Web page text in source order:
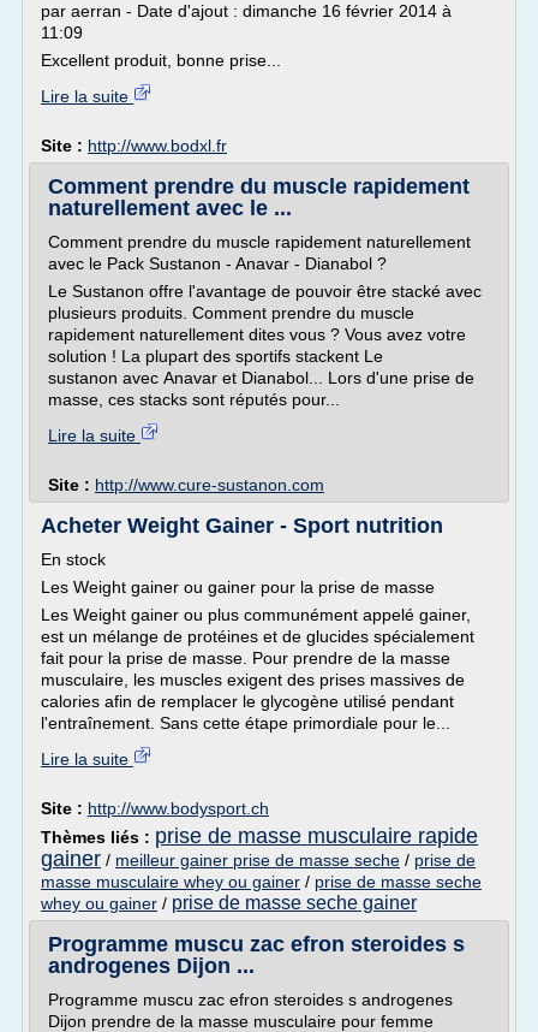
par aerran - Date d'ajout : dimanche 16 février 2014 à
11:09
Excellent produit, bonne prise...
Lire la suite
Site : http://www.bodxl.fr
Comment prendre du muscle rapidement
naturellement avec le ...
Comment prendre du muscle rapidement naturellement
avec le Pack Sustanon - Anavar - Dianabol ?
Le Sustanon offre l'avantage de pouvoir être stacké avec
plusieurs produits. Comment prendre du muscle
rapidement naturellement dites vous ? Vous avez votre
solution ! La plupart des sportifs stackent Le
sustanon avec Anavar et Dianabol... Lors d'une prise de
masse, ces stacks sont réputés pour...
Lire la suite
Site : http://www.cure-sustanon.com
Acheter Weight Gainer - Sport nutrition
En stock
Les Weight gainer ou gainer pour la prise de masse
Les Weight gainer ou plus communément appelé gainer,
est un mélange de protéines et de glucides spécialement
fait pour la prise de masse. Pour prendre de la masse
musculaire, les muscles exigent des prises massives de
calories afin de remplacer le glycogène utilisé pendant
l'entraînement. Sans cette étape primordiale pour le...
Lire la suite
Site : http://www.bodysport.ch
Thèmes liés : prise de masse musculaire rapide
gainer / meilleur gainer prise de masse seche / prise de
masse musculaire whey ou gainer / prise de masse seche
whey ou gainer / prise de masse seche gainer
Programme muscu zac efron steroides s
androgenes Dijon ...
Programme muscu zac efron steroides s androgenes
Dijon prendre de la masse musculaire pour femme